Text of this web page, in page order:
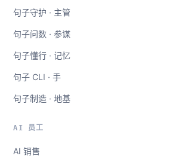
句子守护 · 主管
句子问数 · 参谋
句子懂行 · 记忆
句子 CLI · 手
句子制造 · 地基
AI 员工
AI 销售